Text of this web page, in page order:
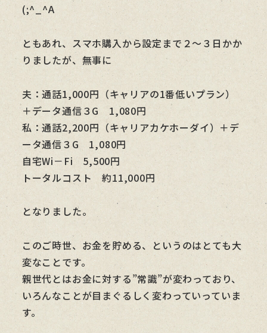
(;^_^A
ともあれ、スマホ購入から設定まで２～３日かか
りましたが、無事に
夫：通話1,000円（キャリアの1番低いプラン）
＋データ通信３G 1,080円
私：通話2,200円（キャリアカケホーダイ）＋デ
ータ通信３G 1,080円
自宅Wi－Fi 5,500円
トータルコスト 約11,000円
となりました。
このご時世、お金を貯める、というのはとても大
変なことです。
親世代とはお金に対する”常識”が変わっており、
いろんなことが目まぐるしく変わっていっていま
す。